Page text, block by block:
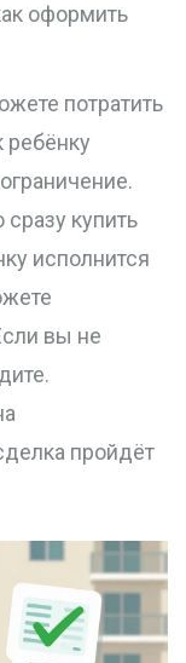
оформить
потратить
ребёнку
купить
исполнится
вы не
пройдёт